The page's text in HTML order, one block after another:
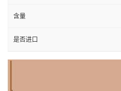
含量
是否进口